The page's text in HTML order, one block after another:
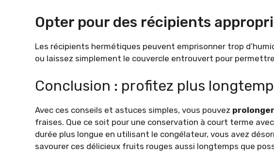
Opter pour des récipients
Les récipients hermétiques peuvent emprisonner trop
ou laissez simplement le couvercle entrouvert pour
Conclusion : profitez plus
Avec ces conseils et astuces simples, vous pouvez
fraises. Que ce soit pour une conservation à court terme
durée plus longue en utilisant le congélateur, vous avez
savourer ces délicieux fruits rouges aussi longtemps que